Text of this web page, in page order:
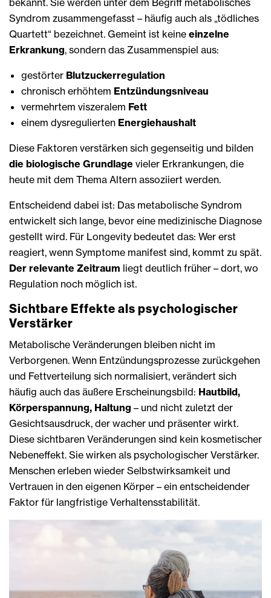
Syndrom zusammengefasst – häufig auch als „tödliches
Quartett“ bezeichnet. Gemeint ist keine einzelne
Erkrankung, sondern das Zusammenspiel aus:
gestörter Blutzuckerregulation
chronisch erhöhtem Entzündungsniveau
vermehrtem viszeralem Fett
einem dysregulierten Energiehaushalt
Diese Faktoren verstärken sich gegenseitig und bilden
die biologische Grundlage vieler Erkrankungen, die
heute mit dem Thema Altern assoziiert werden.
Entscheidend dabei ist: Das metabolische Syndrom
entwickelt sich lange, bevor eine medizinische Diagnose
gestellt wird. Für Longevity bedeutet das: Wer erst
reagiert, wenn Symptome manifest sind, kommt zu spät.
Der relevante Zeitraum liegt deutlich früher – dort, wo
Regulation noch möglich ist.
Sichtbare Effekte als psychologischer
Verstärker
Metabolische Veränderungen bleiben nicht im
Verborgenen. Wenn Entzündungsprozesse zurückgehen
und Fettverteilung sich normalisiert, verändert sich
häufig auch das äußere Erscheinungsbild: Hautbild,
Körperspannung, Haltung – und nicht zuletzt der
Gesichtsausdruck, der wacher und präsenter wirkt.
Diese sichtbaren Veränderungen sind kein kosmetischer
Nebeneffekt. Sie wirken als psychologischer Verstärker.
Menschen erleben wieder Selbstwirksamkeit und
Vertrauen in den eigenen Körper – ein entscheidender
Faktor für langfristige Verhaltensstabilität.